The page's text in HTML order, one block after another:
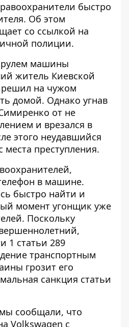
быстро
Об этом
со ссылкой на
полиции.
рулем машины
житель Киевской
на чужом
домой. Однако угнав
от не
и врезался в
этого неудавшийся
преступления.
в машине.
быстро найти и
момент угонщик уже
Поскольку
1 статьи 289
транспортным
грозит его
санкция статьи
сообщали, что
Volkswagen с